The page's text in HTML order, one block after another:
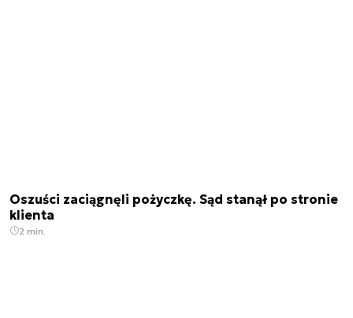
Oszuści zaciągnęli pożyczkę. Sąd stanął po stronie
klienta
2 min.